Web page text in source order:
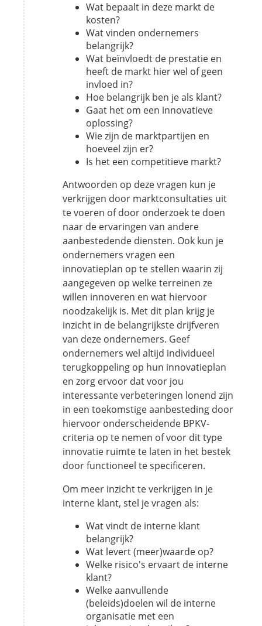
Wat bepaalt in deze markt de
kosten?
Wat vinden ondernemers
belangrijk?
Wat beïnvloedt de prestatie en
heeft de markt hier wel of geen
invloed in?
Hoe belangrijk ben je als klant?
Gaat het om een innovatieve
oplossing?
Wie zijn de marktpartijen en
hoeveel zijn er?
Is het een competitieve markt?
Antwoorden op deze vragen kun je
verkrijgen door marktconsultaties uit
te voeren of door onderzoek te doen
naar de ervaringen van andere
aanbestedende diensten. Ook kun je
ondernemers vragen een
innovatieplan op te stellen waarin zij
aangegeven op welke terreinen ze
willen innoveren en wat hiervoor
noodzakelijk is. Met dit plan krijg je
inzicht in de belangrijkste drijfveren
van deze ondernemers. Geef
ondernemers wel altijd individueel
terugkoppeling op hun innovatieplan
en zorg ervoor dat voor jou
interessante verbeteringen lonend zijn
in een toekomstige aanbesteding door
hiervoor onderscheidende BPKV-
criteria op te nemen of voor dit type
innovatie ruimte te laten in het bestek
door functioneel te specificeren.
Om meer inzicht te verkrijgen in je
interne klant, stel je vragen als:
Wat vindt de interne klant
belangrijk?
Wat levert (meer)waarde op?
Welke risico's ervaart de interne
klant?
Welke aanvullende
(beleids)doelen wil de interne
organisatie met een